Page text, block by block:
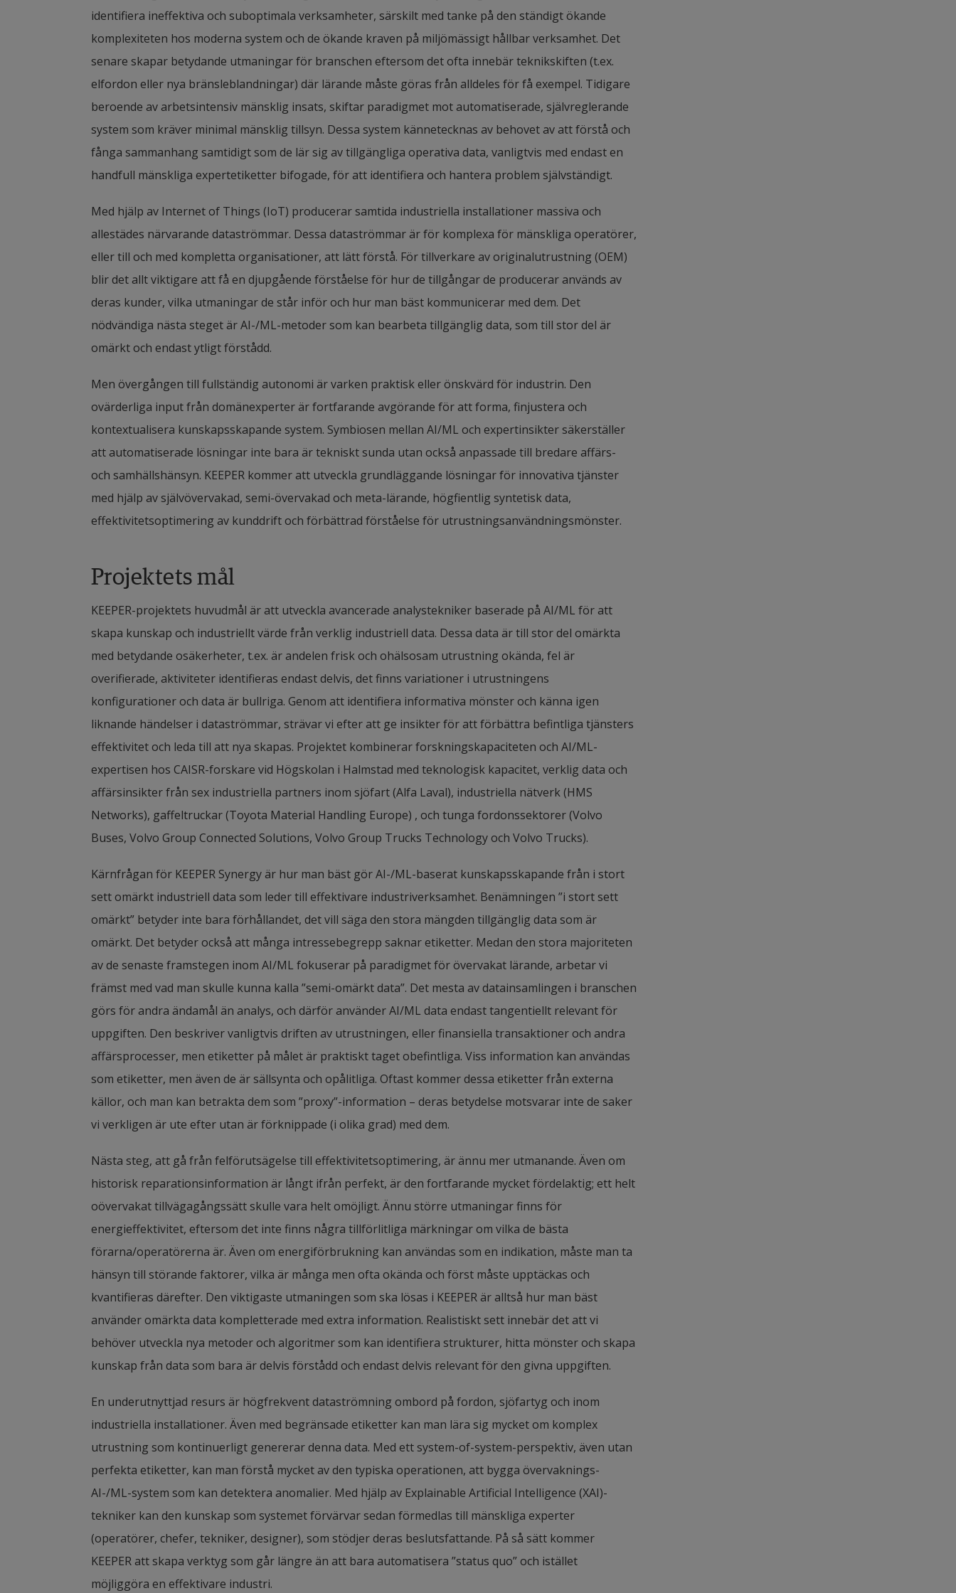
identifiera ineffektiva och suboptimala verksamheter, särskilt med tanke på den ständigt ökande
komplexiteten hos moderna system och de ökande kraven på miljömässigt hållbar verksamhet. Det
senare skapar betydande utmaningar för branschen eftersom det ofta innebär teknikskiften (t.ex.
elfordon eller nya bränsleblandningar) där lärande måste göras från alldeles för få exempel. Tidigare
beroende av arbetsintensiv mänsklig insats, skiftar paradigmet mot automatiserade, självreglerande
system som kräver minimal mänsklig tillsyn. Dessa system kännetecknas av behovet av att förstå och
fånga sammanhang samtidigt som de lär sig av tillgängliga operativa data, vanligtvis med endast en
handfull mänskliga expertetiketter bifogade, för att identifiera och hantera problem självständigt.
Med hjälp av Internet of Things (IoT) producerar samtida industriella installationer massiva och
allestädes närvarande dataströmmar. Dessa dataströmmar är för komplexa för mänskliga operatörer,
eller till och med kompletta organisationer, att lätt förstå. För tillverkare av originalutrustning (OEM)
blir det allt viktigare att få en djupgående förståelse för hur de tillgångar de producerar används av
deras kunder, vilka utmaningar de står inför och hur man bäst kommunicerar med dem. Det
nödvändiga nästa steget är AI-/ML-metoder som kan bearbeta tillgänglig data, som till stor del är
omärkt och endast ytligt förstådd.
Men övergången till fullständig autonomi är varken praktisk eller önskvärd för industrin. Den
ovärderliga input från domänexperter är fortfarande avgörande för att forma, finjustera och
kontextualisera kunskapsskapande system. Symbiosen mellan AI/ML och expertinsikter säkerställer
att automatiserade lösningar inte bara är tekniskt sunda utan också anpassade till bredare affärs-
och samhällshänsyn. KEEPER kommer att utveckla grundläggande lösningar för innovativa tjänster
med hjälp av självövervakad, semi-övervakad och meta-lärande, högfientlig syntetisk data,
effektivitetsoptimering av kunddrift och förbättrad förståelse för utrustningsanvändningsmönster.
Projektets mål
KEEPER-projektets huvudmål är att utveckla avancerade analystekniker baserade på AI/ML för att
skapa kunskap och industriellt värde från verklig industriell data. Dessa data är till stor del omärkta
med betydande osäkerheter, t.ex. är andelen frisk och ohälsosam utrustning okända, fel är
overifierade, aktiviteter identifieras endast delvis, det finns variationer i utrustningens
konfigurationer och data är bullriga. Genom att identifiera informativa mönster och känna igen
liknande händelser i dataströmmar, strävar vi efter att ge insikter för att förbättra befintliga tjänsters
effektivitet och leda till att nya skapas. Projektet kombinerar forskningskapaciteten och AI/ML-
expertisen hos CAISR-forskare vid Högskolan i Halmstad med teknologisk kapacitet, verklig data och
affärsinsikter från sex industriella partners inom sjöfart (Alfa Laval), industriella nätverk (HMS
Networks), gaffeltruckar (Toyota Material Handling Europe) , och tunga fordonssektorer (Volvo
Buses, Volvo Group Connected Solutions, Volvo Group Trucks Technology och Volvo Trucks).
Kärnfrågan för KEEPER Synergy är hur man bäst gör AI-/ML-baserat kunskapsskapande från i stort
sett omärkt industriell data som leder till effektivare industriverksamhet. Benämningen ”i stort sett
omärkt” betyder inte bara förhållandet, det vill säga den stora mängden tillgänglig data som är
omärkt. Det betyder också att många intressebegrepp saknar etiketter. Medan den stora majoriteten
av de senaste framstegen inom AI/ML fokuserar på paradigmet för övervakat lärande, arbetar vi
främst med vad man skulle kunna kalla ”semi-omärkt data”. Det mesta av datainsamlingen i branschen
görs för andra ändamål än analys, och därför använder AI/ML data endast tangentiellt relevant för
uppgiften. Den beskriver vanligtvis driften av utrustningen, eller finansiella transaktioner och andra
affärsprocesser, men etiketter på målet är praktiskt taget obefintliga. Viss information kan användas
som etiketter, men även de är sällsynta och opålitliga. Oftast kommer dessa etiketter från externa
källor, och man kan betrakta dem som ”proxy”-information – deras betydelse motsvarar inte de saker
vi verkligen är ute efter utan är förknippade (i olika grad) med dem.
Nästa steg, att gå från felförutsägelse till effektivitetsoptimering, är ännu mer utmanande. Även om
historisk reparationsinformation är långt ifrån perfekt, är den fortfarande mycket fördelaktig; ett helt
oövervakat tillvägagångssätt skulle vara helt omöjligt. Ännu större utmaningar finns för
energieffektivitet, eftersom det inte finns några tillförlitliga märkningar om vilka de bästa
förarna/operatörerna är. Även om energiförbrukning kan användas som en indikation, måste man ta
hänsyn till störande faktorer, vilka är många men ofta okända och först måste upptäckas och
kvantifieras därefter. Den viktigaste utmaningen som ska lösas i KEEPER är alltså hur man bäst
använder omärkta data kompletterade med extra information. Realistiskt sett innebär det att vi
behöver utveckla nya metoder och algoritmer som kan identifiera strukturer, hitta mönster och skapa
kunskap från data som bara är delvis förstådd och endast delvis relevant för den givna uppgiften.
En underutnyttjad resurs är högfrekvent dataströmning ombord på fordon, sjöfartyg och inom
industriella installationer. Även med begränsade etiketter kan man lära sig mycket om komplex
utrustning som kontinuerligt genererar denna data. Med ett system-of-system-perspektiv, även utan
perfekta etiketter, kan man förstå mycket av den typiska operationen, att bygga övervaknings-
AI-/ML-system som kan detektera anomalier. Med hjälp av Explainable Artificial Intelligence (XAI)-
tekniker kan den kunskap som systemet förvärvar sedan förmedlas till mänskliga experter
(operatörer, chefer, tekniker, designer), som stödjer deras beslutsfattande. På så sätt kommer
KEEPER att skapa verktyg som går längre än att bara automatisera ”status quo” och istället
möjliggöra en effektivare industri.